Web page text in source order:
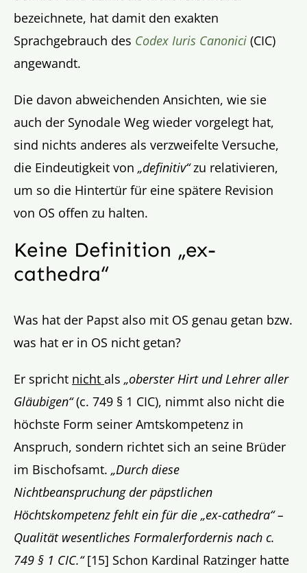
bezeichnete, hat damit den exakten
Sprachgebrauch des Codex Iuris Canonici (CIC)
angewandt.
Die davon abweichenden Ansichten, wie sie
auch der Synodale Weg wieder vorgelegt hat,
sind nichts anderes als verzweifelte Versuche,
die Eindeutigkeit von „definitiv“zu relativieren,
um so die Hintertür für eine spätere Revision
von OS offen zu halten.
Keine Definition „ex-
cathedra“
Was hat der Papst also mit OS genau getan bzw.
was hat er in OS nicht getan?
Er spricht nicht als „oberster Hirt und Lehrer aller
Gläubigen“(c. 749 § 1 CIC), nimmt also nicht die
höchste Form seiner Amtskompetenz in
Anspruch, sondern richtet sich an seine Brüder
im Bischofsamt. „Durch diese
Nichtbeanspruchung der päpstlichen
Höchtskompetenz fehlt ein für die „ex-cathedra“ –
Qualität wesentliches Formalerfordernis nach c.
749 § 1 CIC.“[15] Schon Kardinal Ratzinger hatte